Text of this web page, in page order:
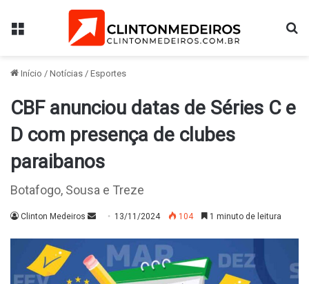
Menu
Início / Notícias / Esportes
CBF anunciou datas de Séries C e
D com presença de clubes
paraibanos
Botafogo, Sousa e Treze
Clinton Medeiros
Mande
mail
13/11/2024 104 1 minuto de leitura